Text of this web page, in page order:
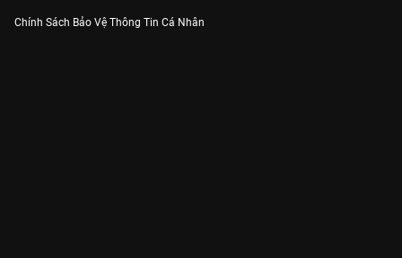
Chính Sách Bảo Vệ Thông Tin Cá Nhân